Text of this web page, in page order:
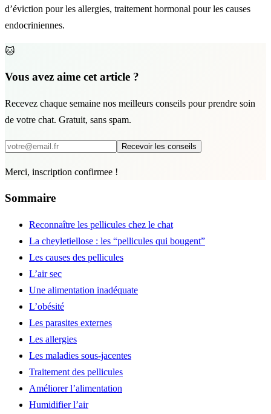
d’éviction pour les allergies, traitement hormonal pour les causes
endocriniennes.
🐱
Vous avez aime cet article ?
Recevez chaque semaine nos meilleurs conseils pour prendre soin
de votre chat. Gratuit, sans spam.
Recevoir les conseils
Merci, inscription confirmee !
Sommaire
Reconnaître les pellicules chez le chat
La cheyletiellose : les “pellicules qui bougent”
Les causes des pellicules
L’air sec
Une alimentation inadéquate
L’obésité
Les parasites externes
Les allergies
Les maladies sous-jacentes
Traitement des pellicules
Améliorer l’alimentation
Humidifier l’air